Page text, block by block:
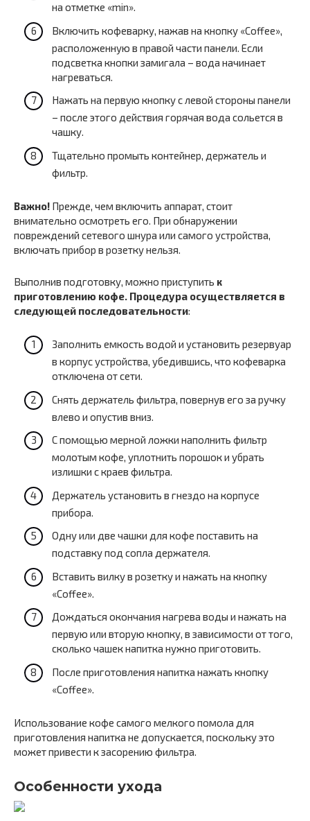
на отметке «min».
Включить кофеварку, нажав на кнопку «Coffee»,
расположенную в правой части панели. Если
подсветка кнопки замигала – вода начинает
нагреваться.
Нажать на первую кнопку с левой стороны панели
– после этого действия горячая вода сольется в
чашку.
Тщательно промыть контейнер, держатель и
фильтр.
Важно! Прежде, чем включить аппарат, стоит
внимательно осмотреть его. При обнаружении
повреждений сетевого шнура или самого устройства,
включать прибор в розетку нельзя.
Выполнив подготовку, можно приступить к
приготовлению кофе. Процедура осуществляется в
следующей последовательности:
Заполнить емкость водой и установить резервуар
в корпус устройства, убедившись, что кофеварка
отключена от сети.
Снять держатель фильтра, повернув его за ручку
влево и опустив вниз.
С помощью мерной ложки наполнить фильтр
молотым кофе, уплотнить порошок и убрать
излишки с краев фильтра.
Держатель установить в гнездо на корпусе
прибора.
Одну или две чашки для кофе поставить на
подставку под сопла держателя.
Вставить вилку в розетку и нажать на кнопку
«Coffee».
Дождаться окончания нагрева воды и нажать на
первую или вторую кнопку, в зависимости от того,
сколько чашек напитка нужно приготовить.
После приготовления напитка нажать кнопку
«Coffee».
Использование кофе самого мелкого помола для
приготовления напитка не допускается, поскольку это
может привести к засорению фильтра.
Особенности ухода